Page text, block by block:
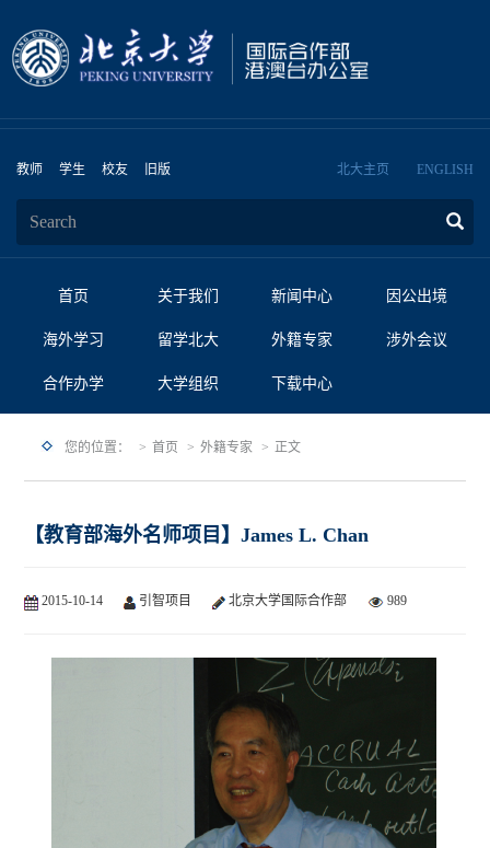
教师 学生 校友 旧版 北大主页 ENGLISH
首页 关于我们 新闻中心 因公出境
海外学习 留学北大 外籍专家 涉外会议
合作办学 大学组织 下载中心
您的位置： 首页 外籍专家 正文
【教育部海外名师项目】James L. Chan
2015-10-14 引智项目 北京大学国际合作部 989